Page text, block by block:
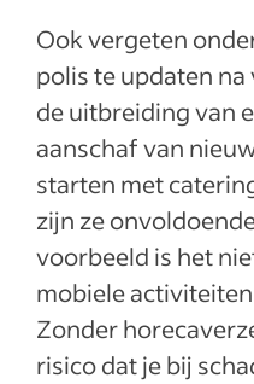
Ook vergeten
polis te updaten
de uitbreiding van
aanschaf van
starten met
zijn ze
voorbeeld is het
mobiele
Zonder
risico dat je bij